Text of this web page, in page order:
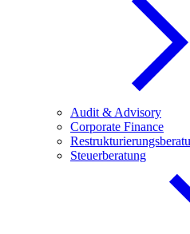
Audit & Advisory
Corporate Finance
Steuerberatung